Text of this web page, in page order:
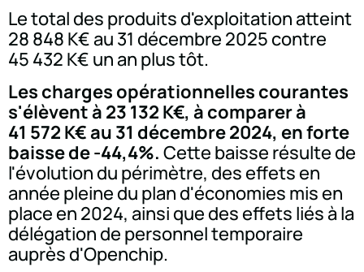
Le total des produits d'exploitation atteint
28 848 K€ au 31 décembre 2025 contre
45 432 K€ un an plus tôt.
Les charges opérationnelles courantes
s'élèvent à 23 132 K€, à comparer à
41 572 K€ au 31 décembre 2024, en forte
baisse de -44,4%. Cette baisse résulte de
l'évolution du périmètre, des effets en
année pleine du plan d'économies mis en
place en 2024, ainsi que des effets liés à la
délégation de personnel temporaire
auprès d'Openchip.